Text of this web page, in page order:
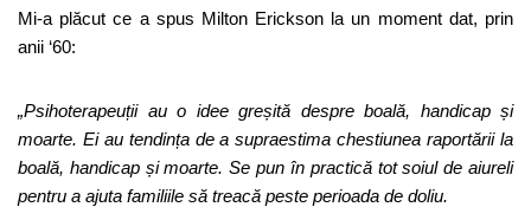
Mi-a plăcut ce a spus Milton Erickson la un moment dat, prin
anii ‘60:
„Psihoterapeuții au o idee greșită despre boală, handicap și
moarte. Ei au tendința de a supraestima chestiunea raportării la
boală, handicap și moarte. Se pun în practică tot soiul de aiureli
pentru a ajuta familiile să treacă peste perioada de doliu.